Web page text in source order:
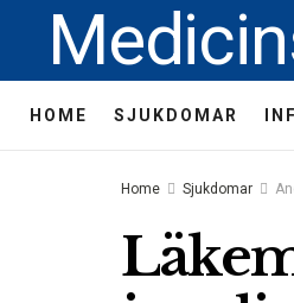
HOME SJUKDOMAR
Home Sjukdomar